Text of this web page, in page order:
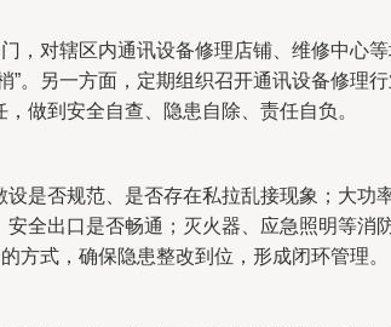
，对辖区内通讯设备修理店铺、维修中心
。另一方面，定期组织召开通讯设备修理
做到安全自查、隐患自除、责任自负。
是否规范、是否存在私拉乱接现象；大功
全出口是否畅通；灭火器、应急照明等消
方式，确保隐患整改到位，形成闭环管理。